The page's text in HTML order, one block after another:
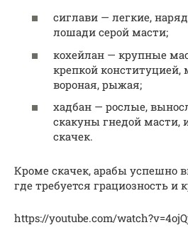
сиглави — легкие,
лошади серой масти;
кохейлан — крупные
крепкой конституцией,
вороная, рыжая;
хадбан — рослые,
скакуны гнедой масти,
скачек.
Кроме скачек, арабы успешно
где требуется грациозность и
https://youtube.com/